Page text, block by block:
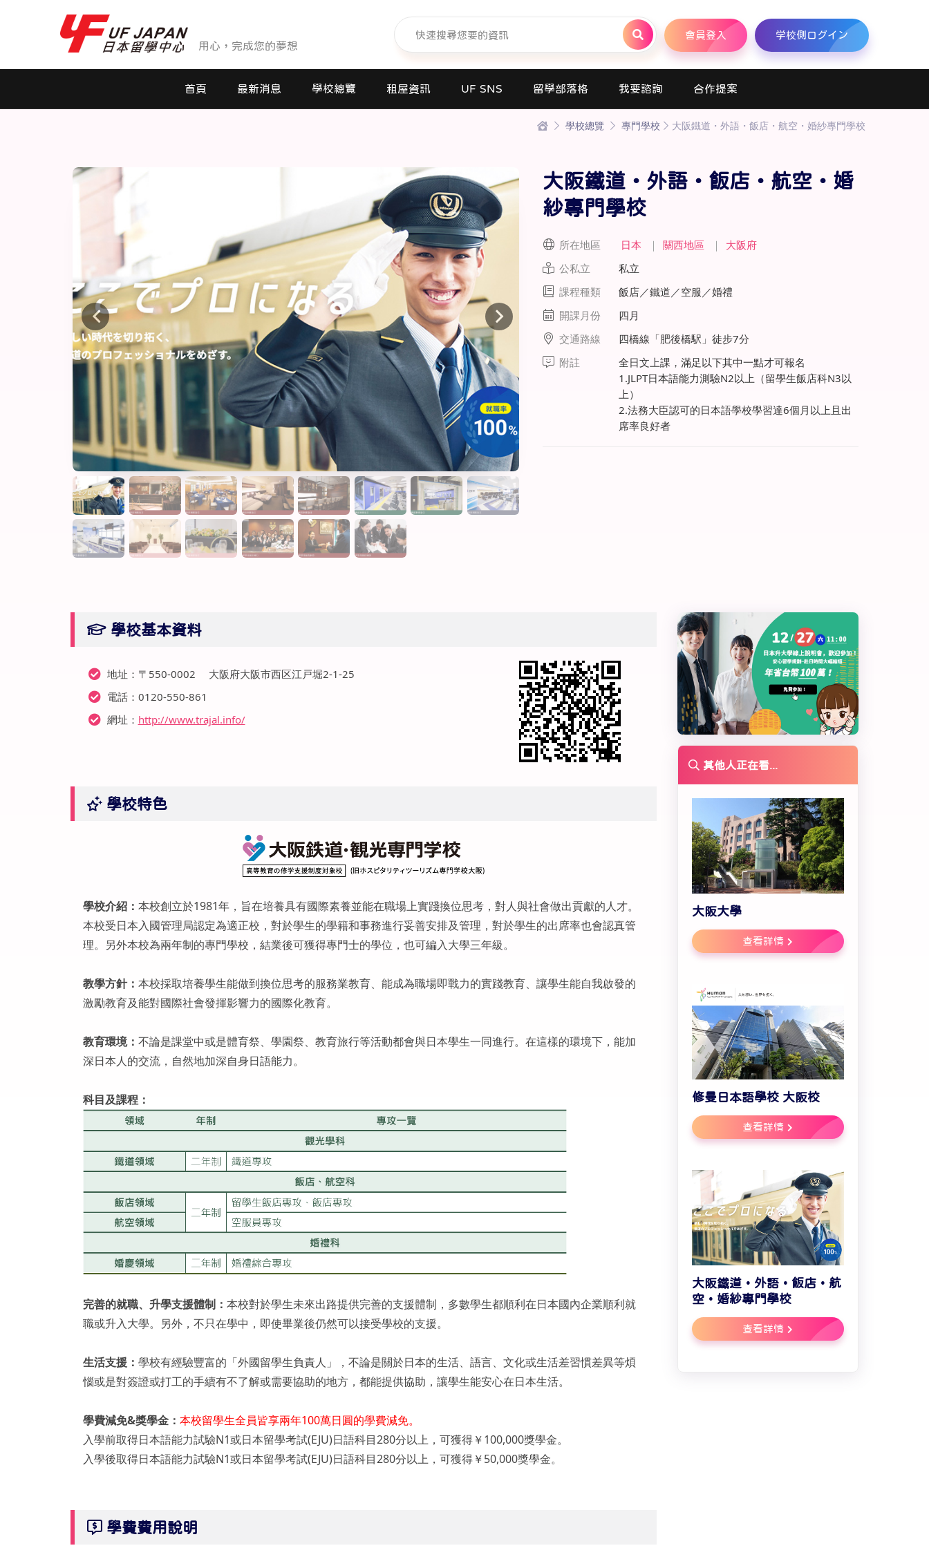
用心，完成您的夢想
會員登入 学校側ログイン
首頁 最新消息 學校總覽
短期大學
研究所
商業日文課程
線上課程
寒暑假遊學套裝課程
打工度假
租屋資訊 UF SNS 留學部落格 我要諮詢 合作提案
學校總覽 專門學校 大阪鐵道・外語・飯店・航空・婚紗專門學校
大阪鐵道・外語・飯店・航空・婚
紗專門學校
所在地區 日本 ｜ 關西地區 ｜
大阪府
公私立
私立
課程種類
飯店／鐵道／空服／婚禮
開課月份
四月
交通路線
四橋線「肥後橋駅」徒步7分
附註
全日文上課，滿足以下其中一點才可報名
1.JLPT日本語能力測驗N2以上（留學生飯店科N3以
上）
2.法務大臣認可的日本語學校學習達6個月以上且出
席率良好者
學校基本資料
地址：〒550-0002 大阪府大阪市西区江戸堀2-1-25
電話：0120-550-861
網址： http://www.trajal.info/
學校特色
學校介紹： 本校創立於1981年，旨在培養具有國際素養並能在職場上實踐換位思考，對人與社會做出貢獻的人才。
本校受日本入國管理局認定為適正校，對於學生的學籍和事務進行妥善安排及管理，對於學生的出席率也會認真管
理。另外本校為兩年制的專門學校，結業後可獲得專門士的學位，也可編入大學三年級。
教學方針： 本校採取培養學生能做到換位思考的服務業教育、能成為職場即戰力的實踐教育、讓學生能自我啟發的
激勵教育及能對國際社會發揮影響力的國際化教育。
教育環境： 不論是課堂中或是體育祭、學園祭、教育旅行等活動都會與日本學生一同進行。在這樣的環境下，能加
深日本人的交流，自然地加深自身日語能力。
科目及課程：
完善的就職、升學支援體制： 本校對於學生未來出路提供完善的支援體制，多數學生都順利在日本國內企業順利就
職或升入大學。另外，不只在學中，即使畢業後仍然可以接受學校的支援。
生活支援： 學校有經驗豐富的「外國留學生負責人」，不論是關於日本的生活、語言、文化或生活差習慣差異等煩
惱或是對簽證或打工的手續有不了解或需要協助的地方，都能提供協助，讓學生能安心在日本生活。
學費減免&獎學金： 本校留學生全員皆享兩年100萬日圓的學費減免。
入學前取得日本語能力試驗N1或日本留學考試(EJU)日語科目280分以上，可獲得￥100,000獎學金。
入學後取得日本語能力試驗N1或日本留學考試(EJU)日語科目280分以上，可獲得￥50,000獎學金。
學費費用說明
其他人正在看...
大阪大學
查看詳情
修曼日本語學校 大阪校
查看詳情
大阪鐵道・外語・飯店・航
空・婚紗專門學校
查看詳情